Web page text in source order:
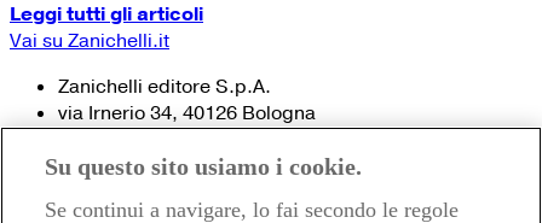
Leggi tutti gli articoli
Vai su Zanichelli.it
Zanichelli editore S.p.A.
via Irnerio 34, 40126 Bologna
Tel. 051- 293.111 / 245.024
Su questo sito usiamo i cookie.
Se continui a navigare, lo fai secondo le regole